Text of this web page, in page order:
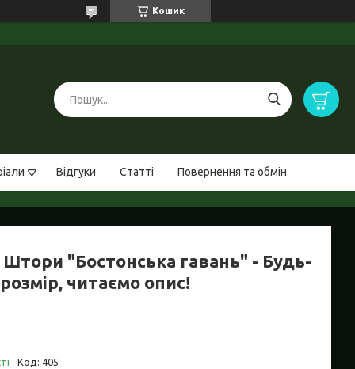
Кошик
Відгуки Статті Повернення та обмін
"Бостонська гавань" - Будь-
читаємо опис!
Код: 405